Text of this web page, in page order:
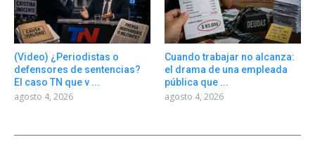
(Video) ¿Periodistas o
defensores de sentencias?
El caso TN que v ...
agosto 4, 2026
Cuando trabajar no alcanza:
el drama de una empleada
pública que ...
agosto 4, 2026